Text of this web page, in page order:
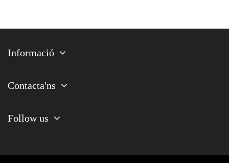
Informació
Contacta'ns
Follow us